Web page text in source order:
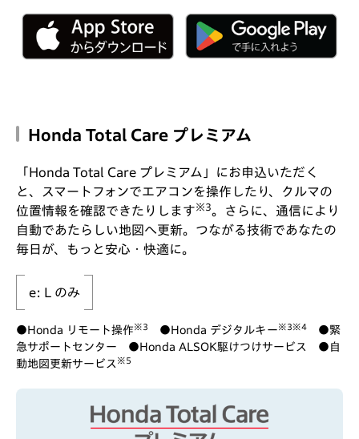
Honda Total Care プレミアム
「Honda Total Care プレミアム」にお申込いただく
と、スマートフォンでエアコンを操作したり、クルマの
位置情報を確認できたりします※3。さらに、通信により
自動であたらしい地図へ更新。つながる技術であなたの
毎日が、もっと安心・快適に。
e: L のみ
●Honda リモート操作 ※3 ●Honda デジタルキー ※3 ※4
●緊
急サポートセンター ●Honda ALSOK駆けつけサービス ●自
動地図更新サービス ※5